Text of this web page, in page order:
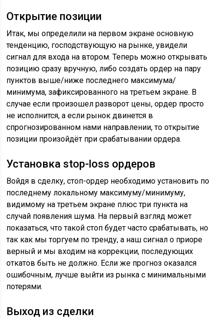
Открытие позиции
Итак, мы определили на первом экране основную
тенденцию, господствующую на рынке, увидели
сигнал для входа на втором. Теперь можно открывать
позицию сразу вручную, либо создать ордер на пару
пунктов выше/ниже последнего максимума/
минимума, зафиксированного на третьем экране. В
случае если произошел разворот цены, ордер просто
не исполнится, а если рынок двинется в
спрогнозированном нами направлении, то открытие
позиции произойдёт при срабатывании ордера.
Установка stop-loss ордеров
Войдя в сделку, стоп-ордер необходимо установить по
последнему локальному максимуму/минимуму,
видимому на третьем экране плюс три пункта на
случай появления шума. На первый взгляд может
показаться, что такой стоп будет часто срабатывать, но
так как мы торгуем по тренду, а наш сигнал о приоре
верный и мы входим на коррекции, последующих
откатов быть не должно. Если же прогноз оказался
ошибочным, лучше выйти из рынка с минимальными
потерями.
Выход из сделки